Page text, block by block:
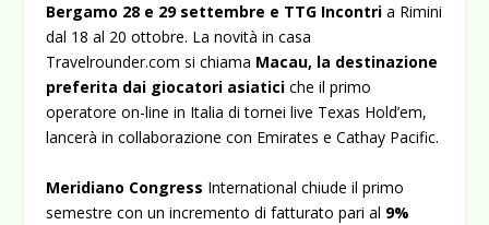
Bergamo 28 e 29 settembre e TTG Incontri a Rimini
dal 18 al 20 ottobre. La novità in casa
Travelrounder.com si chiama Macau, la destinazione
preferita dai giocatori asiatici che il primo
operatore on-line in Italia di tornei live Texas Hold’em,
lancerà in collaborazione con Emirates e Cathay Pacific.
Meridiano Congress International chiude il primo
semestre con un incremento di fatturato pari al 9%